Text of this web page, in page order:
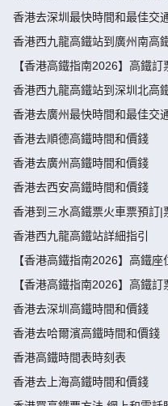
香港去深圳最快時間和最佳交
香港西九龍高鐵站到廣州南高
【香港高鐵指南2026】高鐵
香港西九龍高鐵站到深圳北高
香港去廣州最快時間和最佳交
香港去順德高鐵時間和價錢
香港去廣州高鐵時間和價錢
香港去西安高鐵時間和價錢
香港到三水高鐵票火車票預訂
香港西九龍高鐵站詳細指引
【香港高鐵指南2026】高鐵座
【香港高鐵指南2026】高鐵訂
香港去深圳高鐵時間和價錢
香港去哈爾濱高鐵時間和價錢
香港高鐵時間表時刻表
香港去上海高鐵時間和價錢